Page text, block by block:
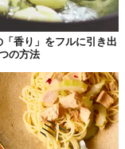
「香り」をフルに引き出
の方法